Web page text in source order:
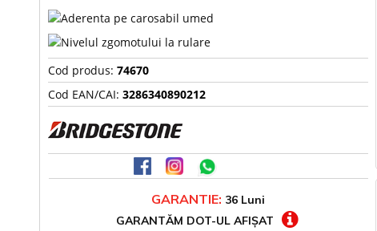
Cod produs:74670
Cod EAN/CAI:3286340890212
GARANTIE: 36 Luni
GARANTĂM DOT-UL AFIȘAT